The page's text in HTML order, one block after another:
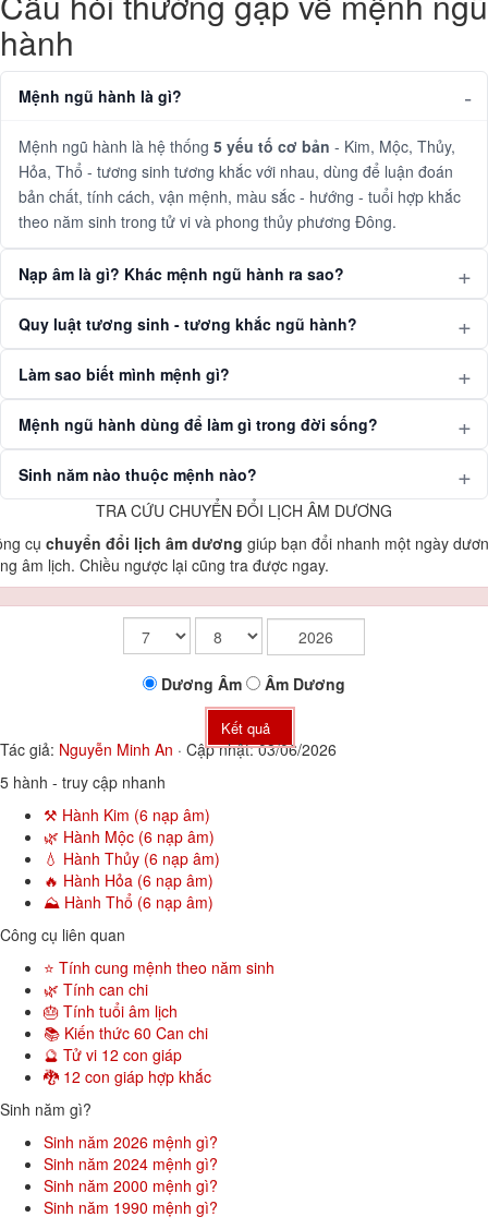
hành
Mệnh ngũ hành là gì?
Mệnh ngũ hành là hệ thống 5 yếu tố cơ bản - Kim, Mộc, Thủy,
Hỏa, Thổ - tương sinh tương khắc với nhau, dùng để luận đoán
bản chất, tính cách, vận mệnh, màu sắc - hướng - tuổi hợp khắc
theo năm sinh trong tử vi và phong thủy phương Đông.
Nạp âm là gì? Khác mệnh ngũ hành ra sao?
Quy luật tương sinh - tương khắc ngũ hành?
Làm sao biết mình mệnh gì?
Mệnh ngũ hành dùng để làm gì trong đời sống?
Sinh năm nào thuộc mệnh nào?
TRA CỨU CHUYỂN ĐỔI LỊCH ÂM DƯƠNG
cụ chuyển đổi lịch âm dương giúp bạn đổi nhanh một ngày
âm lịch. Chiều ngược lại cũng tra được ngay.
Dương Âm Âm Dương
Kết quả
Tác giả: Nguyễn Minh An · Cập nhật: 03/06/2026
5 hành - truy cập nhanh
⚒️ Hành Kim (6 nạp âm)
🌿 Hành Mộc (6 nạp âm)
💧 Hành Thủy (6 nạp âm)
🔥 Hành Hỏa (6 nạp âm)
⛰️ Hành Thổ (6 nạp âm)
Công cụ liên quan
⭐ Tính cung mệnh theo năm sinh
🌿 Tính can chi
🎂 Tính tuổi âm lịch
📚 Kiến thức 60 Can chi
🔮 Tử vi 12 con giáp
🐉 12 con giáp hợp khắc
Sinh năm gì?
Sinh năm 2026 mệnh gì?
Sinh năm 2024 mệnh gì?
Sinh năm 2000 mệnh gì?
Sinh năm 1990 mệnh gì?